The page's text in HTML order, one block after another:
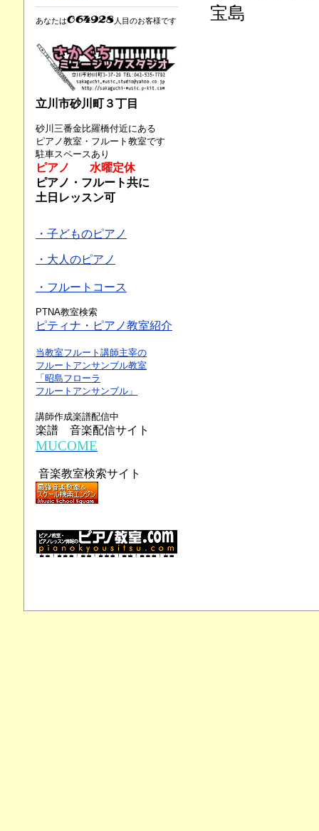
宝島
あなたは 人目のお客様です
立川市砂川町３丁目
砂川三番金比羅橋付近にある
ピアノ教室・フルート教室です
駐車スペースあり
ピアノ 水曜定休
ピアノ・フルート共に
土日レッスン可
・子どものピアノ
・大人のピアノ
・フルートコース
PTNA教室検索
ピティナ・ピアノ教室紹介
当教室フルート講師主宰の
フルートアンサンブル教室
「昭島フローラ
フルートアンサンブル」
講師作成楽譜配信中
楽譜 音楽配信サイト
MUCOME
音楽教室検索サイト